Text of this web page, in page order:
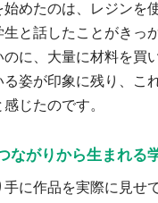
めたのは、レジンを
生と話したことがきっ
のに、大量に材料を買
姿が印象に残り、こ
じたのです。
ながりから生まれる
手に作品を実際に見せ